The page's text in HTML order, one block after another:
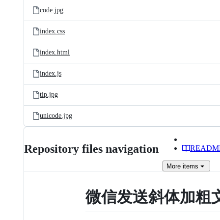
code.jpg
index.css
index.html
index.js
tip.jpg
unicode.jpg
Repository files navigation
More items
微信发送斜体加粗